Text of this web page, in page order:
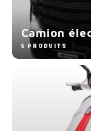
Camion
5 PRODUITS